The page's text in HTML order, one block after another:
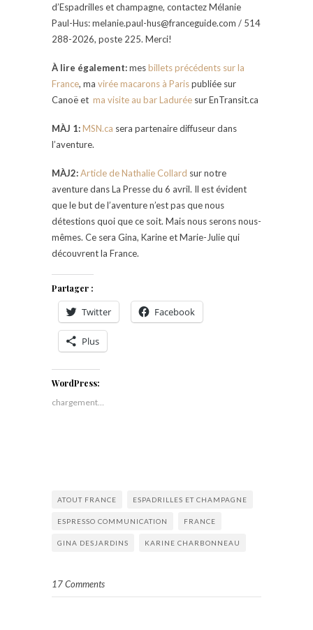
d’Espadrilles et champagne, contactez Mélanie
Paul-Hus: melanie.paul-hus@franceguide.com / 514
288-2026, poste 225. Merci!
À lire également:mesbillets précédents sur la
France, ma virée macarons à Parispubliée sur
Canoë et ma visite au bar Ladurée sur EnTransit.ca
MÀJ 1:MSN.ca sera partenaire diffuseur dans
l’aventure.
MÀJ2:Article de Nathalie Collard sur notre
aventure dans La Presse du 6 avril. Il est évident
que le but de l’aventure n’est pas que nous
détestions quoi que ce soit. Mais nous serons nous-
mêmes. Ce sera Gina, Karine et Marie-Julie qui
découvrent la France.
Partager :
Twitter Facebook
Plus
WordPress:
chargement…
ATOUT FRANCE ESPADRILLES ET CHAMPAGNE
ESPRESSO COMMUNICATION FRANCE
GINA DESJARDINS KARINE CHARBONNEAU
17 Comments